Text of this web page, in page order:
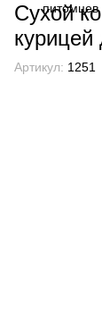
Сухой
курицей
Артикул: 1251